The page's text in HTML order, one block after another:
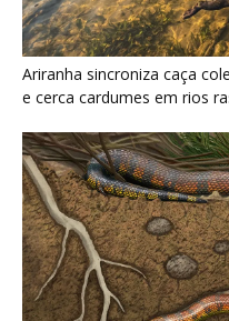
Serpente escavadora
evolução dos répteis
Últimas noticias
Ele
acaso em
6 de agosto